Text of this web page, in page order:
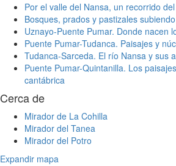
Por el valle del Nansa, un recorrido
Bosques, prados y pastizales
Uznayo-Puente Pumar. Donde nacen
Puente Pumar-Tudanca. Paisajes y
Tudanca-Sarceda. El río Nansa y sus
Puente Pumar-Quintanilla. Los
cantábrica
Cerca de
Mirador de La Cohilla
Mirador del Tanea
Mirador del Potro
Expandir mapa